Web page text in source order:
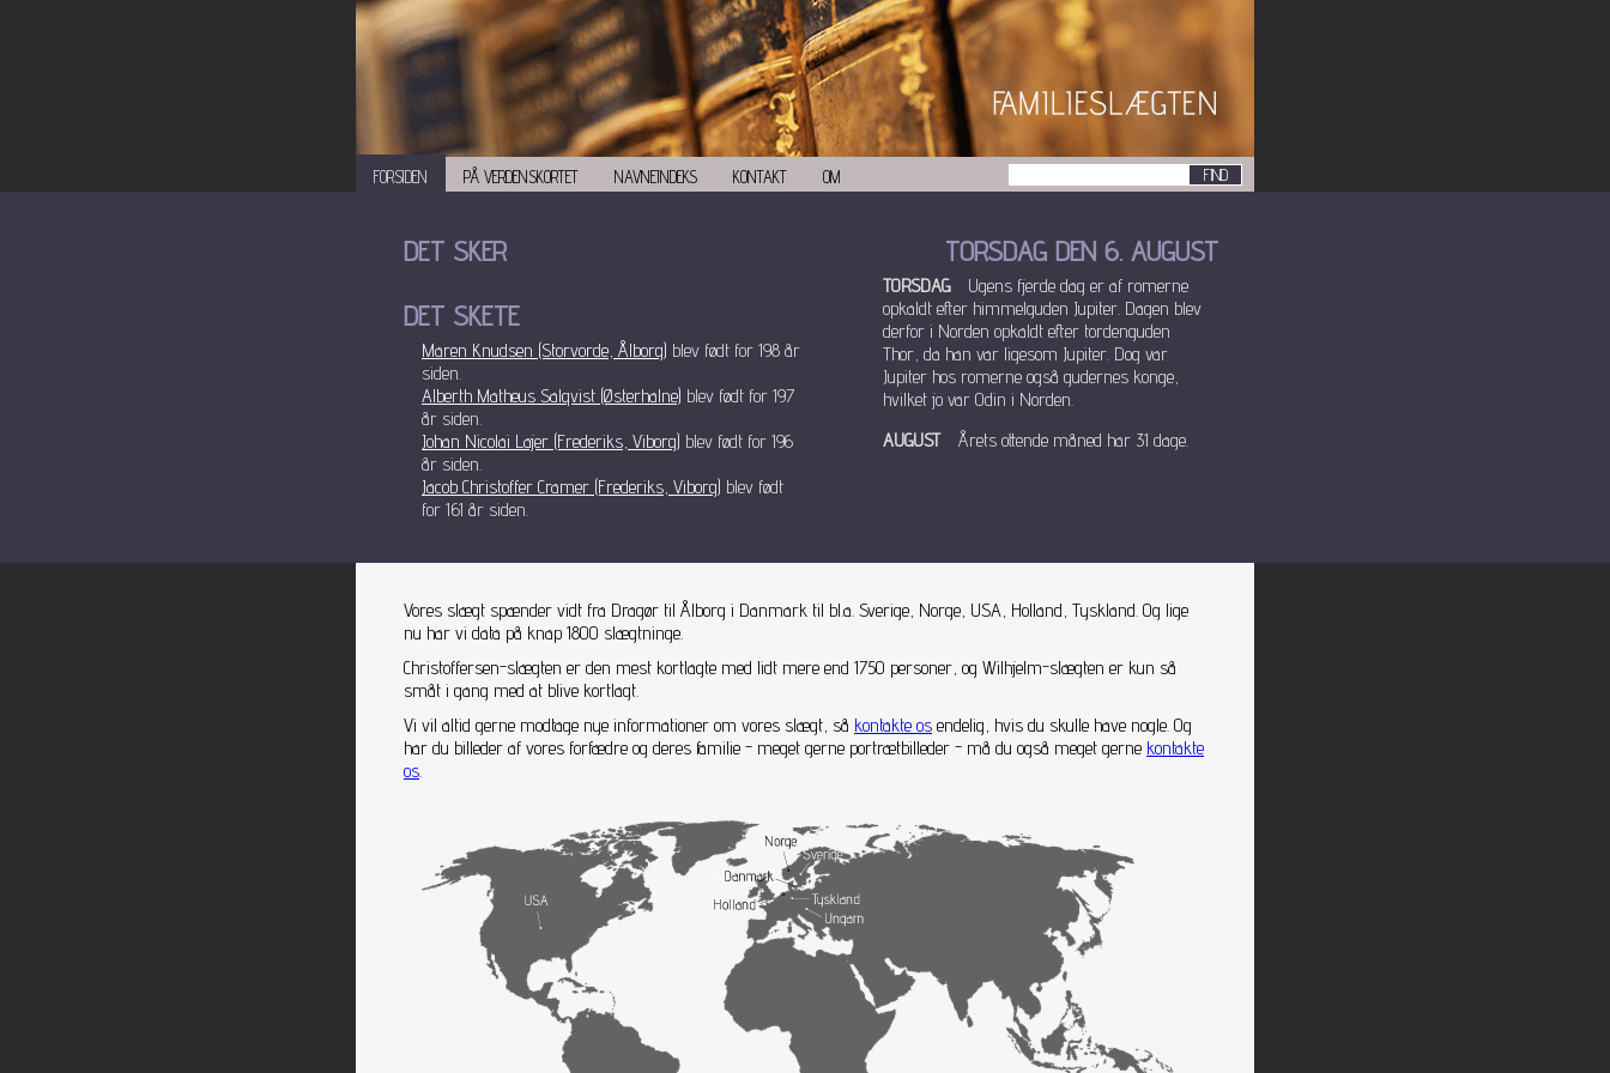
FORSIDEN PÅ VERDENSKORTET NAVNEINDEKS KONTAKT OM
DET SKER
DET SKETE
Maren Knudsen (Storvorde, Ålborg) blev født for 198 år
siden.
Alberth Matheus Salqvist (Østerhalne) blev født for 197
år siden.
Johan Nicolai Lajer (Frederiks, Viborg) blev født for 196
år siden.
Jacob Christoffer Cramer (Frederiks, Viborg) blev født
for 161 år siden.
TORSDAG DEN 6. AUGUST
TORSDAG
Ugens fjerde dag er af romerne
opkaldt efter himmelguden Jupiter. Dagen blev
derfor i Norden opkaldt efter tordenguden
Thor, da han var ligesom Jupiter. Dog var
Jupiter hos romerne også gudernes konge,
hvilket jo var Odin i Norden.
AUGUST
Årets ottende måned har 31 dage.
Vores slægt spænder vidt fra Dragør til Ålborg i Danmark til bl.a. Sverige, Norge, USA, Holland, Tyskland. Og lige
nu har vi data på knap 1800 slægtninge.
Christoffersen-slægten er den mest kortlagte med lidt mere end 1750 personer, og Wilhjelm-slægten er kun så
småt i gang med at blive kortlagt.
Vi vil altid gerne modtage nye informationer om vores slægt, så kontakte os endelig, hvis du skulle have nogle. Og
har du billeder af vores forfædre og deres familie - meget gerne portrætbilleder - må du også meget gerne kontakte
os.